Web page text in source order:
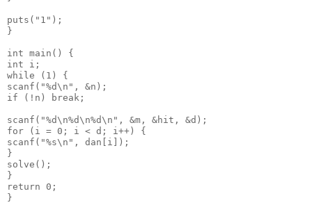
puts( "1" );
}
int main() {
int i;
while ( 1 ) {
scanf( "%d\n " , &n);
if (!n) break ;
scanf( "%d\n%d\n%d\n " , &m, &hit, &d);
for (i = 0 ; i < d; i++) {
scanf( "%s\n " , dan[i]);
}
solve();
}
return
0 ;
}